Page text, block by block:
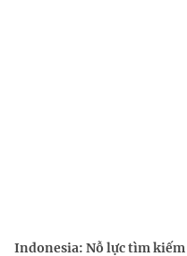
Indonesia: Nỗ lực tìm